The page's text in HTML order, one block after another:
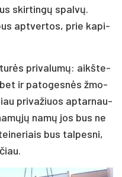
skir­tin­gų spal­vų.
ap­tver­tos, prie ka­pi­
tu­rės pri­va­lu­mų: aikš­te­
ir pa­to­ges­nės žmo­
pri­va­žiuos ap­tar­nau­
na­mų jos bus ne
bus tal­pes­ni,